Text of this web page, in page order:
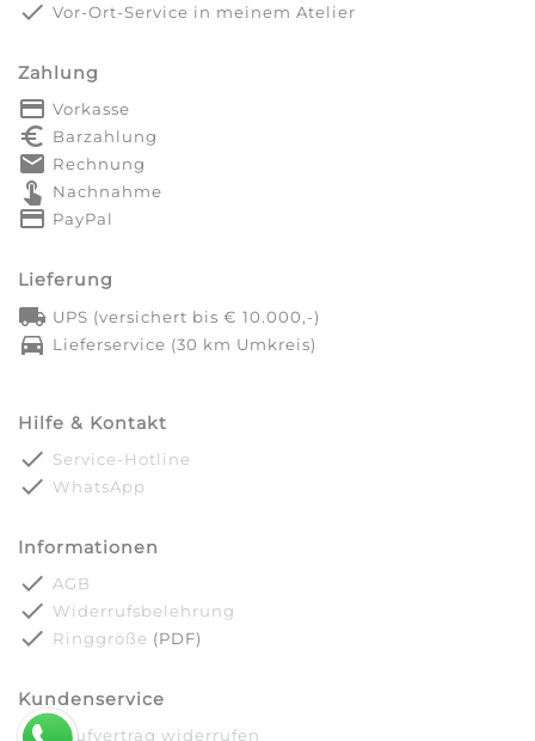
done Vor-Ort-Service in meinem Atelier
Zahlung
payment Vorkasse
euro_symbol Barzahlung
markunread Rechnung
touch_app Nachnahme
credit_card PayPal
Lieferung
local_shipping UPS (versichert bis € 10.000,-)
directions_car Lieferservice (30 km Umkreis)
Hilfe & Kontakt
done Service-Hotline
done WhatsApp
Informationen
done AGB
done Widerrufsbelehrung
done Ringgröße (PDF)
Kundenservice
Kaufvertrag widerrufen